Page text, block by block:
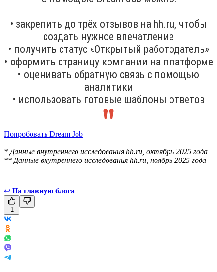
• закрепить до трёх отзывов на hh.ru, чтобы
создать нужное впечатление
• получить статус «Открытый работодатель»
• оформить страницу компании на платформе
• оценивать обратную связь с помощью
аналитики
• использовать готовые шаблоны ответов
Попробовать Dream Job
* Данные внутреннего исследования hh.ru, октябрь 2025 года
** Данные внутреннего исследования hh.ru, ноябрь 2025 года
↩ На главную блога
1